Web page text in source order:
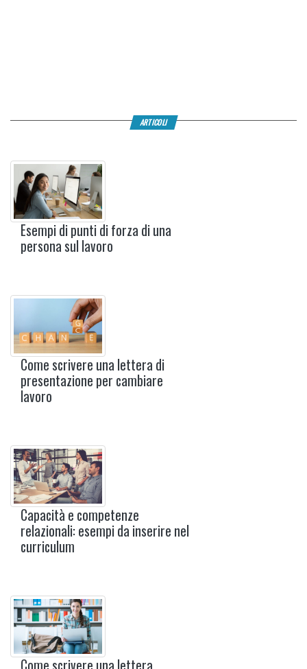
ARTICOLI
Esempi di punti di forza di una
persona sul lavoro
Come scrivere una lettera di
presentazione per cambiare
lavoro
Capacità e competenze
relazionali: esempi da inserire nel
curriculum